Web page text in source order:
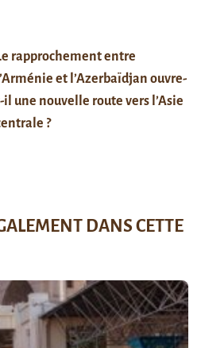
rapprochement entre
et l’Azerbaïdjan ouvre-
il une nouvelle route vers l’Asie
?
DANS CETTE